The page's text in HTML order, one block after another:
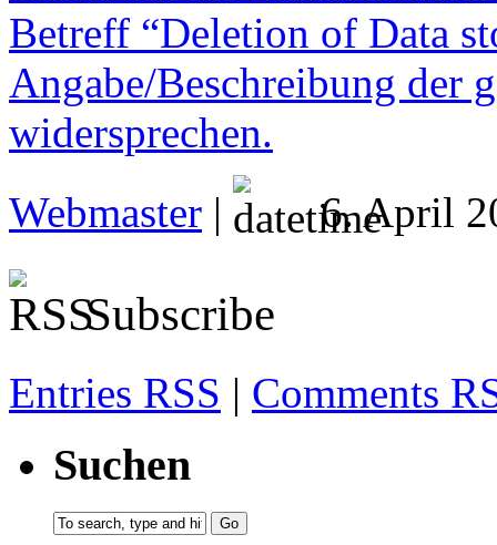
Betreff “Deletion of Data
Angabe/Beschreibung der
widersprechen.
Webmaster | 6. April
Subscribe
Entries RSS | Comments
Suchen